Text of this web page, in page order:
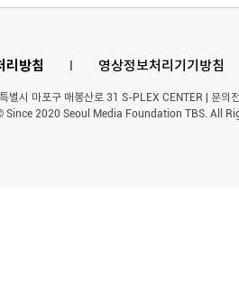
리방침 l 영상정보처리기기방침
별시 마포구 매봉산로 31 S-PLEX CENTER | 문
Since 2020 Seoul Media Foundation TBS. All